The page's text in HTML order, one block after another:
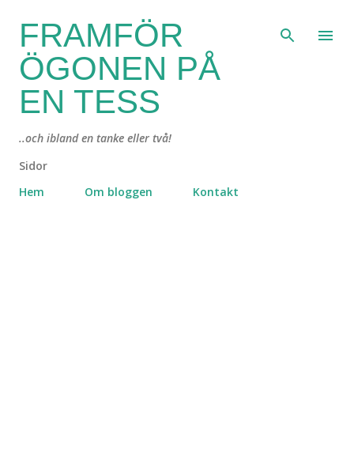
Fortsätt till huvudinnehåll
FRAMFÖR
ÖGONEN PÅ
EN TESS
..och ibland en tanke eller två!
Sidor
Hem
Om bloggen Kontakt